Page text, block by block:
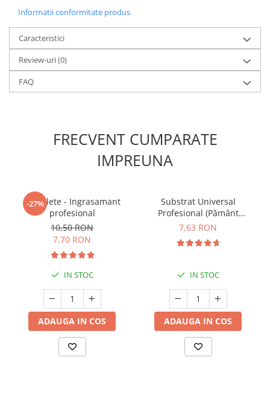
Informatii conformitate produs
Caracteristici
Review-uri(0)
FAQ
FRECVENT CUMPARATE
IMPREUNA
-27%
5 Tablete - Ingrasamant
profesional
10,50 RON
7,70 RON
IN STOC
ADAUGA IN COS
Substrat Universal
Profesional (Pământ
Premium) - 5 L
7,63 RON
IN STOC
ADAUGA IN COS